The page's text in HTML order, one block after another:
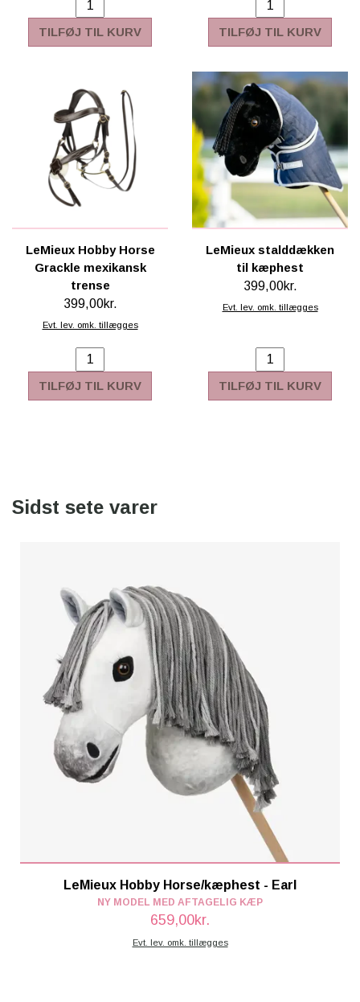
TILFØJ TIL KURV TILFØJ TIL KURV
LeMieux Hobby Horse
Grackle mexikansk
trense
399,00kr.
Evt. lev. omk. tillægges
TILFØJ TIL KURV
LeMieux stalddækken
til kæphest
399,00kr.
Evt. lev. omk. tillægges
TILFØJ TIL KURV
Sidst sete varer
LeMieux Hobby Horse/kæphest - Earl
NY MODEL MED AFTAGELIG KÆP
659,00kr.
Evt. lev. omk. tillægges